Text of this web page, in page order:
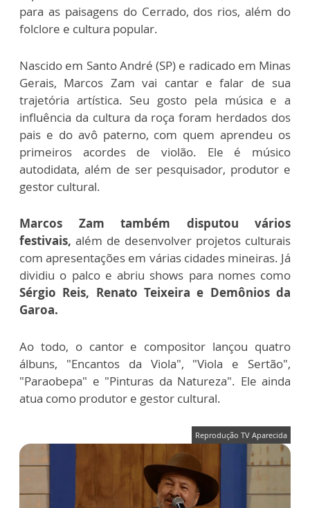
para as paisagens do Cerrado, dos rios, além do
folclore e cultura popular.
Nascido em Santo André (SP) e radicado em Minas
Gerais, Marcos Zam vai cantar e falar de sua
trajetória artística. Seu gosto pela música e a
influência da cultura da roça foram herdados dos
pais e do avô paterno, com quem aprendeu os
primeiros acordes de violão. Ele é músico
autodidata, além de ser pesquisador, produtor e
gestor cultural.
Marcos Zam também disputou vários
festivais, além de desenvolver projetos culturais
com apresentações em várias cidades mineiras. Já
dividiu o palco e abriu shows para nomes como
Sérgio Reis, Renato Teixeira e Demônios da
Garoa.
Ao todo, o cantor e compositor lançou quatro
álbuns, "Encantos da Viola", "Viola e Sertão",
"Paraobepa" e "Pinturas da Natureza". Ele ainda
atua como produtor e gestor cultural.
Reprodução TV Aparecida